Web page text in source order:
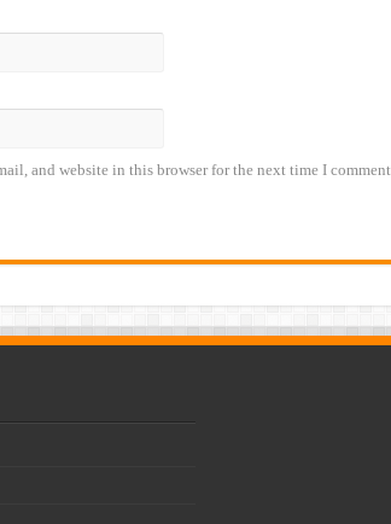
and website in this browser for the next time I comment.